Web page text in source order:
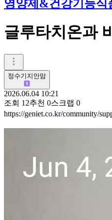
영양제&건강기능식
글루타치온과
정수기지안맘
2026.06.04 10:21
조회 12추천 0스크랩 0
https://geniet.co.kr/community/